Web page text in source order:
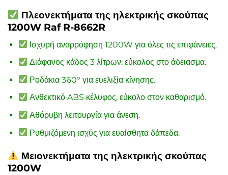
Πλεονεκτήματα της ηλεκτρικής σκούπας
1200W Raf R-8662R
Ισχυρή αναρρόφηση 1200W για όλες τις επιφάνειες.
Διάφανος κάδος 3 λίτρων, εύκολος στο άδειασμα.
Ροδάκια 360° για ευελιξία κίνησης.
Ανθεκτικό ABS κέλυφος, εύκολο στον καθαρισμό.
Αθόρυβη λειτουργία για άνεση.
Ρυθμιζόμενη ισχύς για ευαίσθητα δάπεδα.
Μειονεκτήματα της ηλεκτρικής σκούπας
1200W